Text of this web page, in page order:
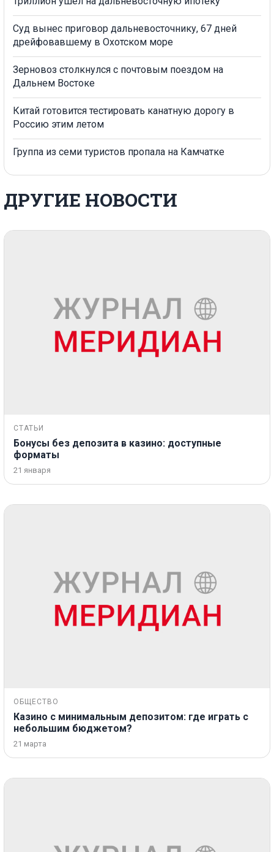
Суд вынес приговор дальневосточнику, 67 дней
дрейфовавшему в Охотском море
Зерновоз столкнулся с почтовым поездом на
Дальнем Востоке
Китай готовится тестировать канатную дорогу в
Россию этим летом
Группа из семи туристов пропала на Камчатке
ДРУГИЕ НОВОСТИ
СТАТЬИ
Бонусы без депозита в казино: доступные
форматы
21 января
ОБЩЕСТВО
Казино с минимальным депозитом: где играть с
небольшим бюджетом?
21 марта